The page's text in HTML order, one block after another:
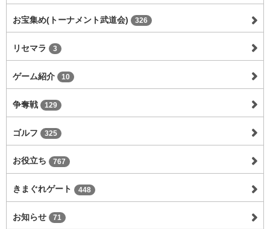
お宝集め(トーナメント武道会) 326
リセマラ 3
ゲーム紹介 10
争奪戦 129
ゴルフ 325
お役立ち 767
きまぐれゲート 448
お知らせ 71